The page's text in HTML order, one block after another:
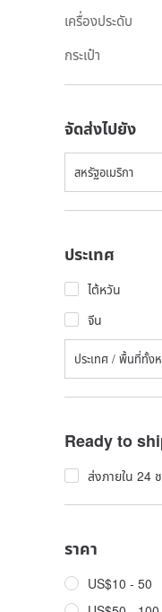
เครื่องประดับ
กระเป๋า
จัดส่งไปยัง
สหรัฐอเมริกา
ประเทศ
ไต้หวัน
จีน
ประเทศ / พื้นที่ทั้ง
Ready to
ส่งภายใน 24
ราคา
US$10 - 50